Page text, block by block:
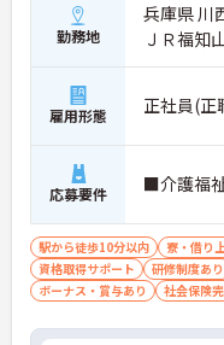
勤務地
兵庫県 川
ＪＲ福知
雇用形態 正社員(正
応募要件 ■介護福
駅から徒歩10分以内 寮・借り
資格取得サポート
研修制度あり
ボーナス・賞与あり
社会保険